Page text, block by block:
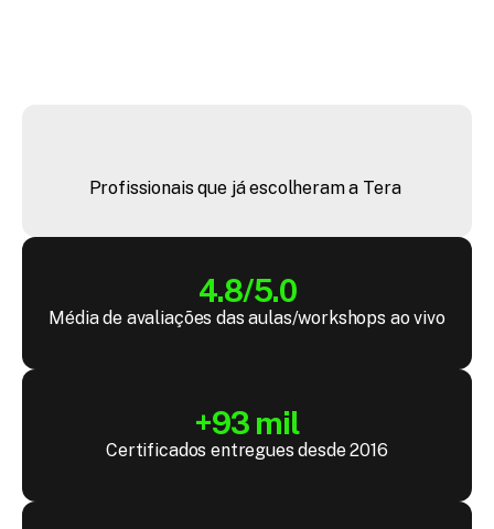
+ 4 mi
Profissionais que já escolheram a Tera
4.8/5.0
Média de avaliações das aulas/workshops ao vivo
+93 mil
Certificados entregues desde 2016